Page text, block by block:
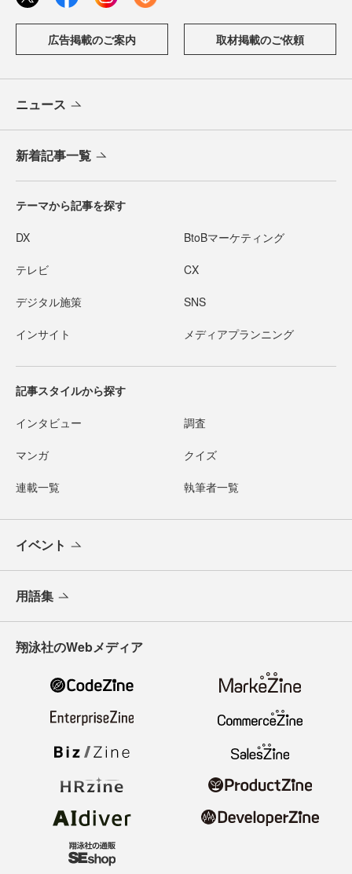
広告掲載のご案内 取材掲載のご依頼
ニュース
新着記事一覧
テーマから記事を探す
DX BtoBマーケティング
テレビ CX
デジタル施策 SNS
インサイト メディアプランニング
記事スタイルから探す
インタビュー 調査
マンガ クイズ
連載一覧 執筆者一覧
イベント
用語集
翔泳社のWebメディア